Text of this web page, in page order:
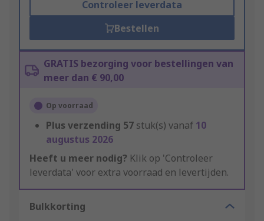
Controleer leverdata
Bestellen
GRATIS bezorging voor bestellingen van
meer dan € 90,00
Op voorraad
Plus verzending 57 stuk(s) vanaf 10
augustus 2026
Heeft u meer nodig? Klik op 'Controleer
leverdata' voor extra voorraad en levertijden.
Bulkkorting